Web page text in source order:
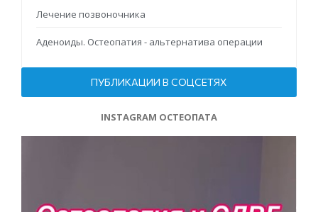
Лечение позвоночника
Аденоиды. Остеопатия - альтернатива операции
ПУБЛИКАЦИИ В СОЦСЕТЯХ
INSTAGRAM ОСТЕОПАТА